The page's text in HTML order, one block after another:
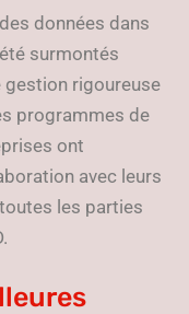
données dans
surmontés
gestion rigoureuse
programmes de
ont
avec leurs
les parties